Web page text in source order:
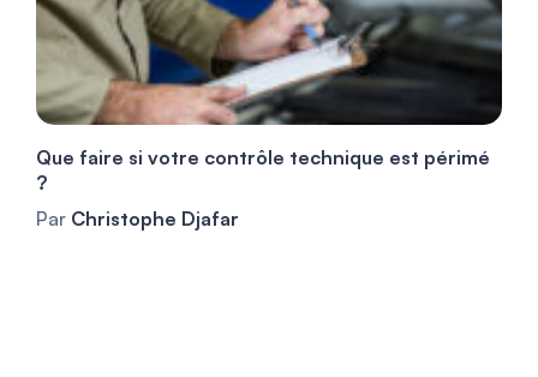
Que faire si votre contrôle technique est périmé
?
Par Christophe Djafar